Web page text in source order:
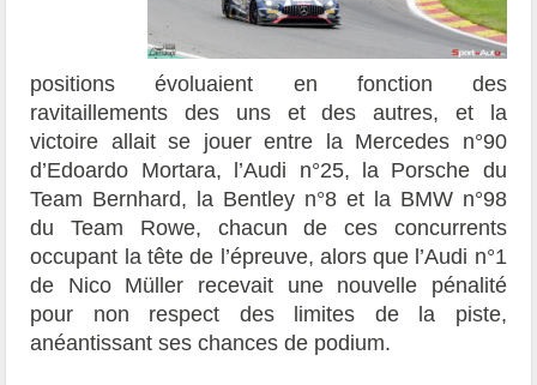
positions évoluaient en fonction des
ravitaillements des uns et des autres, et la
victoire allait se jouer entre la Mercedes n°90
d’Edoardo Mortara, l’Audi n°25, la Porsche du
Team Bernhard, la Bentley n°8 et la BMW n°98
du Team Rowe, chacun de ces concurrents
occupant la tête de l’épreuve, alors que l’Audi n°1
de Nico Müller recevait une nouvelle pénalité
pour non respect des limites de la piste,
anéantissant ses chances de podium.